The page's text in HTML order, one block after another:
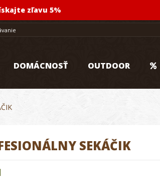
zľavu 5%
DOMÁCNOSŤ OUTDOOR
SEKÁČIK